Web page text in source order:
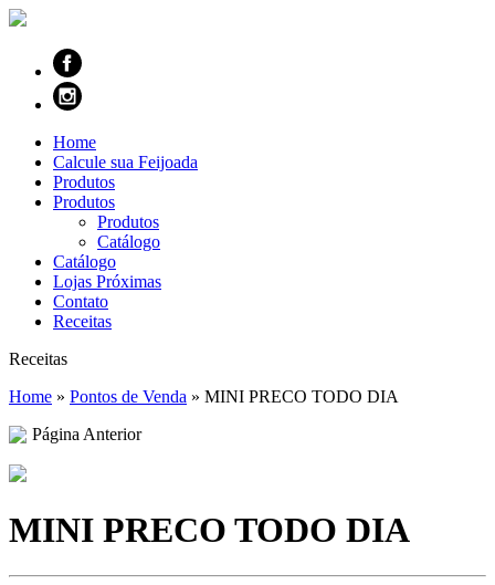
Home
Calcule sua Feijoada
Produtos
Produtos
Produtos
Catálogo
Catálogo
Lojas Próximas
Contato
Receitas
Receitas
Home » Pontos de Venda » MINI PRECO TODO DIA
Página Anterior
MINI PRECO TODO DIA